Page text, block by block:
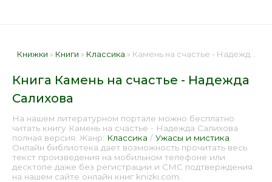
Книжки » Книги » Классика » Камень на счастье - Надежда Салихова 📕 - Книга онлайн бесплатно
Книга Камень на счастье - Надежда
Салихова
На нашем литературном портале можно бесплатно
читать книгу Камень на счастье - Надежда Салихова
полная версия. Жанр: Классика / Ужасы и мистика
Онлайн библиотека дает возможность прочитать весь
текст произведения на мобильном телефоне или
десктопе даже без регистрации и СМС подтверждения
на нашем сайте онлайн книг knizki.com.